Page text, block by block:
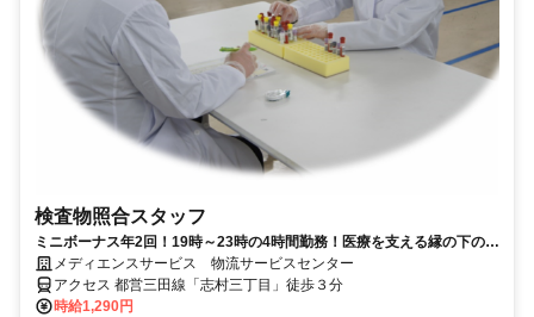
検査物照合スタッフ
ミニボーナス年2回！19時～23時の4時間勤務！医療を支える縁の下の力
持ち！メディエンスサービス 物流サービスセンター
アクセス 都営三田線「志村三丁目」徒歩３分
時給1,290円